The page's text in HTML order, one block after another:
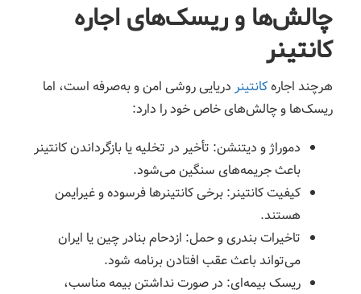
چالش‌ها و ریسک‌های اجاره
کانتینر
هرچند اجارهکانتینر دریایی روشی امن و به‌صرفه است، اما
ریسک‌ها و چالش‌های خاص خود را دارد:
دموراژ و دیتنشن: تأخیر در تخلیه یا بازگرداندن کانتینر
باعث جریمه‌های سنگین می‌شود.
کیفیت کانتینر: برخی کانتینرها فرسوده و غیرایمن
هستند.
تاخیرات بندری و حمل: ازدحام بنادر چین یا ایران
می‌تواند باعث عقب افتادن برنامه شود.
ریسک بیمه‌ای: در صورت نداشتن بیمه مناسب،